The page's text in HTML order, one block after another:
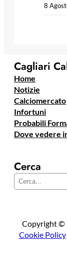
8
Cagliari
Home
Notizie
Calciomercato
Infortuni
Probabili
Dove vedere
Cerca
Copyright ©
Cookie Policy